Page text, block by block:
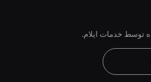
توسط خدمات ایلام.